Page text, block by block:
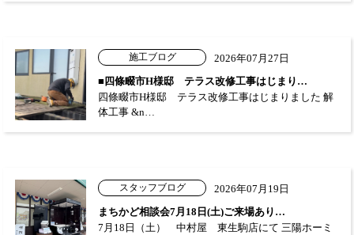
施工ブログ
2026年07月27日
■四條畷市H様邸 テラス改修工事はじまり…
四條畷市H様邸 テラス改修工事はじまりました 解
体工事 &n…
スタッフブログ
2026年07月19日
まちかど相談会7月18日(土)ご来場あり…
7月18日（土） 中村屋 東生駒店にて 三陽ホーミ